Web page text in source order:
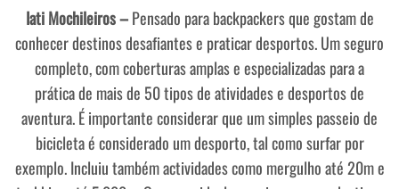
Iati Mochileiros –Pensado para backpackers que gostam de
conhecer destinos desafiantes e praticar desportos. Um seguro
completo, com coberturas amplas e especializadas para a
prática de mais de 50 tipos de atividades e desportos de
aventura. É importante considerar que um simples passeio de
bicicleta é considerado um desporto, tal como surfar por
exemplo. Incluiu também actividades como mergulho até 20m e